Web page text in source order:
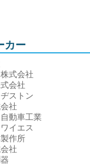
カー
式会社
会社
ストン
社
動車工業
イエス
作所
社